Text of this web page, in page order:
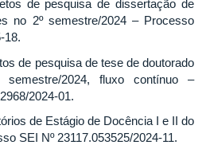
de pesquisa de dissertação de
no 2º semestre/2024 – Processo
18.
de pesquisa de tese de doutorado
2024, fluxo contínuo –
2024-01.
de Estágio de Docência I e II do
SEI Nº 23117.053525/2024-11.